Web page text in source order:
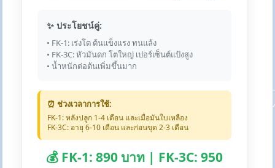
✨ ประโยชน์คู่:
• FK-1: เร่งโต ต้นแข็งแรง ทนแล้ง
• FK-3C: หัวมันดก โตใหญ่ เปอร์เซ็นต์แป้งสูง
• น้ำหนักต่อต้นเพิ่มขึ้นมาก
⏰ ช่วงเวลาการใช้:
FK-1: หลังปลูก 1-4 เดือน และเมื่อมันใบเหลือง
FK-3C: อายุ 6-10 เดือน และก่อนขุด 2-3 เดือน
💰 FK-1: 890 บาท | FK-3C: 950